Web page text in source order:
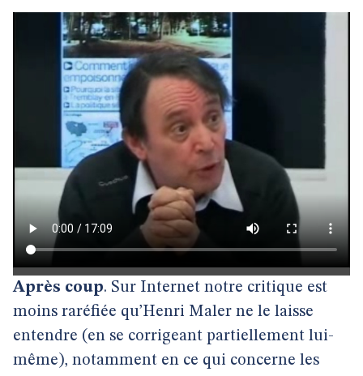
Après coup. Sur Internet notre critique est
moins raréfiée qu’Henri Maler ne le laisse
entendre (en se corrigeant partiellement lui-
même), notamment en ce qui concerne les